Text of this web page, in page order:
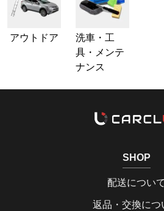
アウトドア
洗車・工
具・メンテ
ナンス
SHOP
配送について
返品・交換につ